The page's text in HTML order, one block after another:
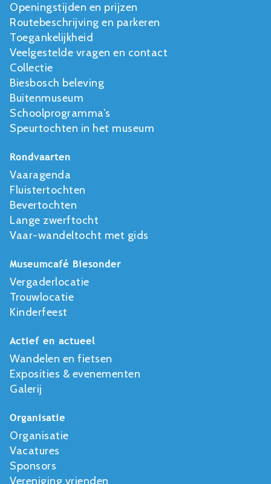
Openingstijden en prijzen
Routebeschrijving en parkeren
Toegankelijkheid
Veelgestelde vragen en contact
Collectie
Biesbosch beleving
Buitenmuseum
Schoolprogramma’s
Speurtochten in het museum
Rondvaarten
Vaaragenda
Fluistertochten
Bevertochten
Lange zwerftocht
Vaar-wandeltocht met gids
Museumcafé Biesonder
Vergaderlocatie
Trouwlocatie
Kinderfeest
Actief en actueel
Wandelen en fietsen
Exposities & evenementen
Galerij
Organisatie
Organisatie
Vacatures
Sponsors
Vereniging vrienden